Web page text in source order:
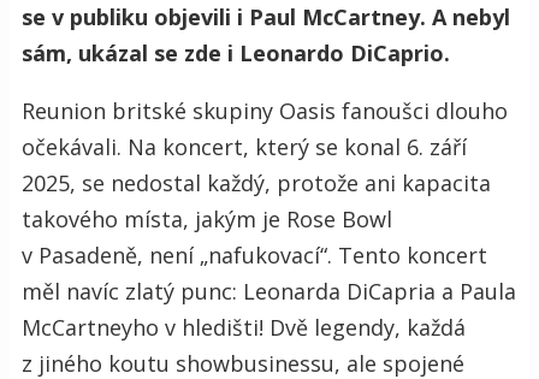
se v publiku objevili i Paul McCartney. A nebyl
sám, ukázal se zde i Leonardo DiCaprio.
Reunion britské skupiny Oasis fanoušci dlouho
očekávali. Na koncert, který se konal 6. září
2025, se nedostal každý, protože ani kapacita
takového místa, jakým je Rose Bowl
v Pasadeně, není „nafukovací“. Tento koncert
měl navíc zlatý punc: Leonarda DiCapria a Paula
McCartneyho v hledišti! Dvě legendy, každá
z jiného koutu showbusinessu, ale spojené